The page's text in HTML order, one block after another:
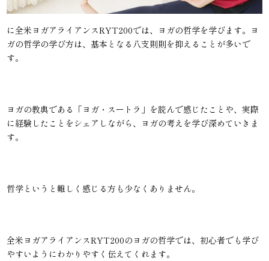
に全米ヨガアライアンスRYT200では、ヨガの哲学を学びます。ヨ
ガの哲学の学び方は、基本となる八支則則を抑えることが多いで
す。
ヨガの教典である「ヨガ・スートラ」を読んで感じたことや、実際
に経験したことをシェアしながら、ヨガの考えを学び深めていきま
す。
哲学というと難しく感じる方も少なくありません。
全米ヨガアライアンスRYT200のヨガの哲学では、初心者でも学び
やすいようにわかりやすく伝えてくれます。